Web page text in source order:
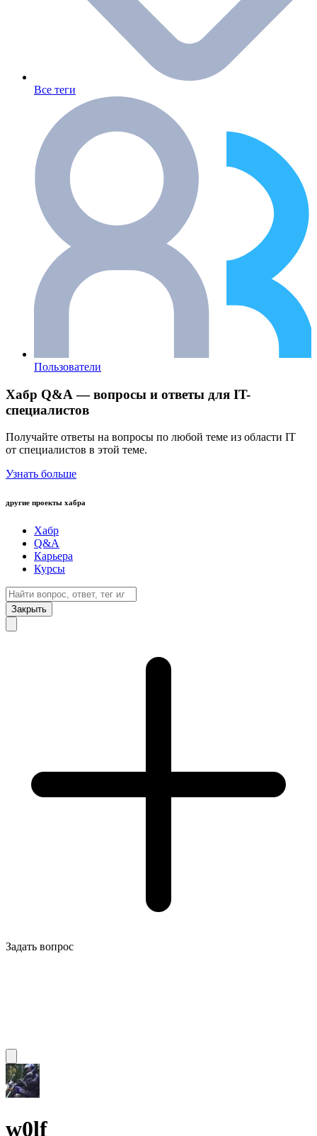
Все теги
Пользователи
Хабр Q&A — вопросы и ответы для IT-
специалистов
Получайте ответы на вопросы по любой теме из области IT
от специалистов в этой теме.
Узнать больше
другие проекты хабра
Хабр
Q&A
Карьера
Курсы
Закрыть
Задать вопрос
w0lf